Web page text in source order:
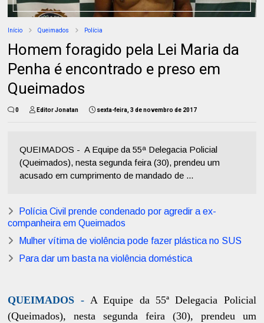
Início Queimados Polícia
Homem foragido pela Lei Maria da
Penha é encontrado e preso em
Queimados
0 Editor Jonatan sexta-feira, 3 de novembro de 2017
QUEIMADOS - A Equipe da 55ª Delegacia Policial
(Queimados), nesta segunda feira (30), prendeu um
acusado em cumprimento de mandado de ...
Polícia Civil prende condenado por agredir a ex-
companheira em Queimados
Mulher vítima de violência pode fazer plástica no SUS
Para dar um basta na violência doméstica
QUEIMADOS -A Equipe da 55ª Delegacia Policial
(Queimados), nesta segunda feira (30), prendeu um